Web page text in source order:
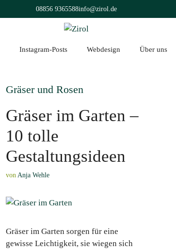
08856 9365588info@zirol.de
Instagram-Posts Webdesign Über uns
Gräser und Rosen
Gräser im Garten –
10 tolle
Gestaltungsideen
vonAnja Wehle
Gräser im Garten sorgen für eine
gewisse Leichtigkeit, sie wiegen sich